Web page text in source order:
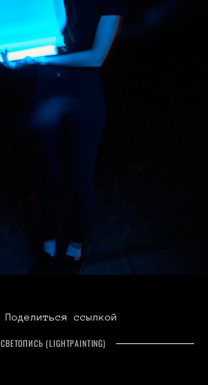
Поделиться ссылкой
СВЕТОПИСЬ (LIGHTPAINTING)